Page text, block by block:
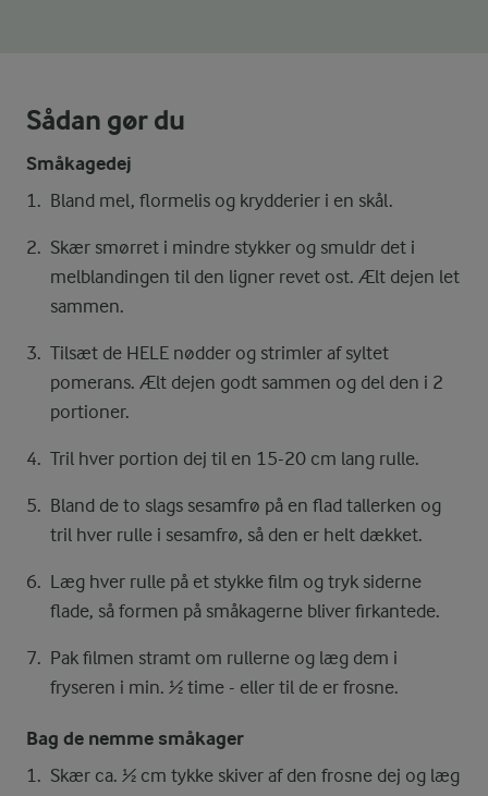
Sådan gør du
Småkagedej
Bland mel, flormelis og krydderier i en skål.
Skær smørret i mindre stykker og smuldr det i
melblandingen til den ligner revet ost. Ælt dejen let
sammen.
Tilsæt de HELE nødder og strimler af syltet
pomerans. Ælt dejen godt sammen og del den i 2
portioner.
Tril hver portion dej til en 15-20 cm lang rulle.
Bland de to slags sesamfrø på en flad tallerken og
tril hver rulle i sesamfrø, så den er helt dækket.
Læg hver rulle på et stykke film og tryk siderne
flade, så formen på småkagerne bliver firkantede.
Pak filmen stramt om rullerne og læg dem i
fryseren i min. ½ time - eller til de er frosne.
Bag de nemme småkager
Skær ca. ½ cm tykke skiver af den frosne dej og læg